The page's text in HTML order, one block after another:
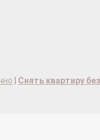
Снять квартиру без